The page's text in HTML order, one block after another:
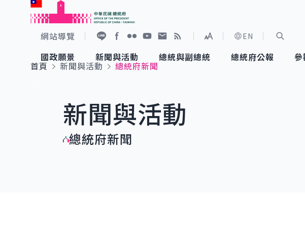
跳到主要內容
網站導覽
展開字級選單
EN
國政願景
國家氣候變遷對策委員會
重要談話
新聞與活動
總統府新聞
影音頻道
總統與副總統
賴清德總統
總統府公報
參觀資訊
首頁
新聞與活動
總統府新聞
新聞與活動
總統府新聞